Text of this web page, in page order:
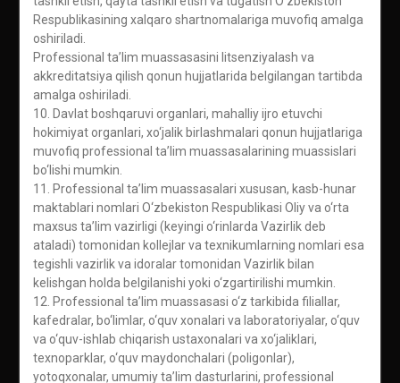
Respublikasining xalqaro shartnomalariga muvofiq amalga
oshiriladi.
Professional ta’lim muassasasini litsenziyalash va
akkreditatsiya qilish qonun hujjatlarida belgilangan tartibda
amalga oshiriladi.
10. Davlat boshqaruvi organlari, mahalliy ijro etuvchi
hokimiyat organlari, xo‘jalik birlashmalari qonun hujjatlariga
muvofiq professional ta’lim muassasalarining muassislari
bo‘lishi mumkin.
11. Professional ta’lim muassasalari xususan, kasb-hunar
maktablari nomlari O‘zbekiston Respublikasi Oliy va o‘rta
maxsus ta’lim vazirligi (keyingi o‘rinlarda Vazirlik deb
ataladi) tomonidan kollejlar va texnikumlarning nomlari esa
tegishli vazirlik va idoralar tomonidan Vazirlik bilan
kelishgan holda belgilanishi yoki o‘zgartirilishi mumkin.
12. Professional ta’lim muassasasi o‘z tarkibida filiallar,
kafedralar, bo‘limlar, o‘quv xonalari va laboratoriyalar, o‘quv
va o‘quv-ishlab chiqarish ustaxonalari va xo‘jaliklari,
texnoparklar, o‘quv maydonchalari (poligonlar),
yotoqxonalar, umumiy ta’lim dasturlarini, professional